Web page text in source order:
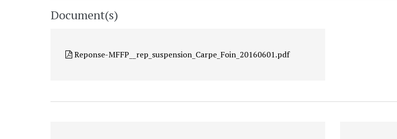
Document(s)
Reponse-MFFP__rep_suspension_Carpe_Foin_20160601.pdf